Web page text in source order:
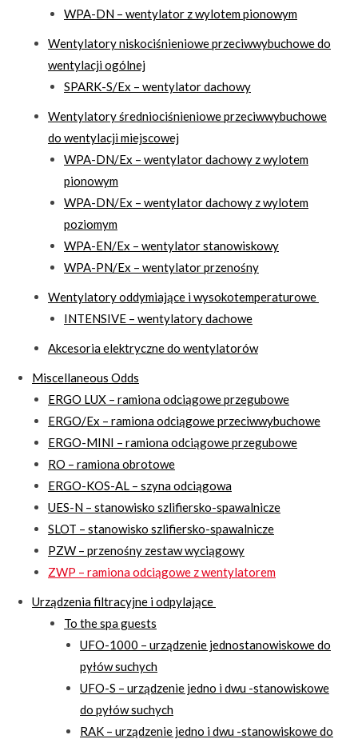
WPA-DN – wentylator z wylotem pionowym
Wentylatory niskociśnieniowe przeciwwybuchowe do
wentylacji ogólnej
SPARK-S/Ex – wentylator dachowy
Wentylatory średniociśnieniowe przeciwwybuchowe
do wentylacji miejscowej
WPA-DN/Ex – wentylator dachowy z wylotem
pionowym
WPA-DN/Ex – wentylator dachowy z wylotem
poziomym
WPA-EN/Ex – wentylator stanowiskowy
WPA-PN/Ex – wentylator przenośny
Wentylatory oddymiające i wysokotemperaturowe
INTENSIVE – wentylatory dachowe
Akcesoria elektryczne do wentylatorów
Miscellaneous Odds
ERGO LUX – ramiona odciągowe przegubowe
ERGO/Ex – ramiona odciągowe przeciwwybuchowe
ERGO-MINI – ramiona odciągowe przegubowe
RO – ramiona obrotowe
ERGO-KOS-AL – szyna odciągowa
UES-N – stanowisko szlifiersko-spawalnicze
SLOT – stanowisko szlifiersko-spawalnicze
PZW – przenośny zestaw wyciągowy
ZWP – ramiona odciągowe z wentylatorem
Urządzenia filtracyjne i odpylające
To the spa guests
UFO-1000 – urządzenie jednostanowiskowe do
pyłów suchych
UFO-S – urządzenie jedno i dwu -stanowiskowe
do pyłów suchych
RAK – urządzenie jedno i dwu -stanowiskowe do